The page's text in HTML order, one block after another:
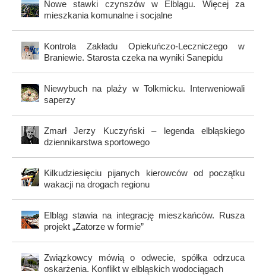
Nowe stawki czynszów w Elblągu. Więcej za
mieszkania komunalne i socjalne
Kontrola Zakładu Opiekuńczo-Leczniczego w
Braniewie. Starosta czeka na wyniki Sanepidu
Niewybuch na plaży w Tolkmicku. Interweniowali
saperzy
Zmarł Jerzy Kuczyński – legenda elbląskiego
dziennikarstwa sportowego
Kilkudziesięciu pijanych kierowców od początku
wakacji na drogach regionu
Elbląg stawia na integrację mieszkańców. Rusza
projekt „Zatorze w formie”
Związkowcy mówią o odwecie, spółka odrzuca
oskarżenia. Konflikt w elbląskich wodociągach